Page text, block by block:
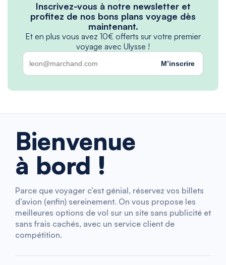
Inscrivez-vous à notre newsletter et
profitez de nos bons plans voyage dès
maintenant.
Et en plus vous avez 10€ offerts sur votre premier
voyage avec Ulysse !
M’inscrire
Bienvenue
à bord !
Parce que voyager c’est génial, réservez vos billets
d’avion (enfin) sereinement. On vous propose les
meilleures options de vol sur un site sans publicité et
sans frais cachés, avec un service client de
compétition.